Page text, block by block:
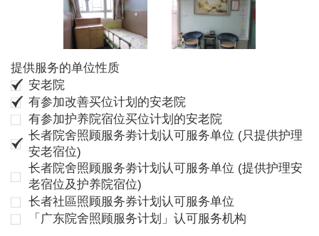
提供服务的单位性质
安老院
有参加改善买位计划的安老院
有参加护养院宿位买位计划的安老院
长者院舍照顾服务劵计划认可服务单位 (只提供护理
安老宿位)
长者院舍照顾服务劵计划认可服务单位 (提供护理安
老宿位及护养院宿位)
长者社區照顾服务券计划认可服务单位
「广东院舍照顾服务计划」认可服务机构